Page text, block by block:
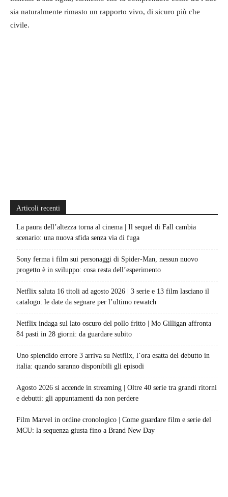
sia naturalmente rimasto un rapporto vivo, di sicuro più che
civile.
Articoli recenti
La paura dell’altezza torna al cinema | Il sequel di Fall cambia
scenario: una nuova sfida senza via di fuga
Sony ferma i film sui personaggi di Spider-Man, nessun nuovo
progetto è in sviluppo: cosa resta dell’esperimento
Netflix saluta 16 titoli ad agosto 2026 | 3 serie e 13 film lasciano il
catalogo: le date da segnare per l’ultimo rewatch
Netflix indaga sul lato oscuro del pollo fritto | Mo Gilligan affronta
84 pasti in 28 giorni: da guardare subito
Uno splendido errore 3 arriva su Netflix, l’ora esatta del debutto in
italia: quando saranno disponibili gli episodi
Agosto 2026 si accende in streaming | Oltre 40 serie tra grandi ritorni
e debutti: gli appuntamenti da non perdere
Film Marvel in ordine cronologico | Come guardare film e serie del
MCU: la sequenza giusta fino a Brand New Day